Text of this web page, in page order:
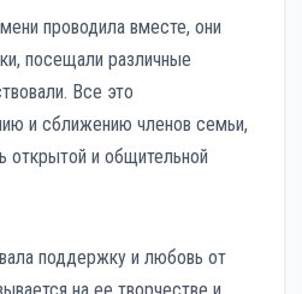
проводила вместе, они
посещали различные
Все это
и сближению членов семьи,
открытой и общительной
поддержку и любовь от